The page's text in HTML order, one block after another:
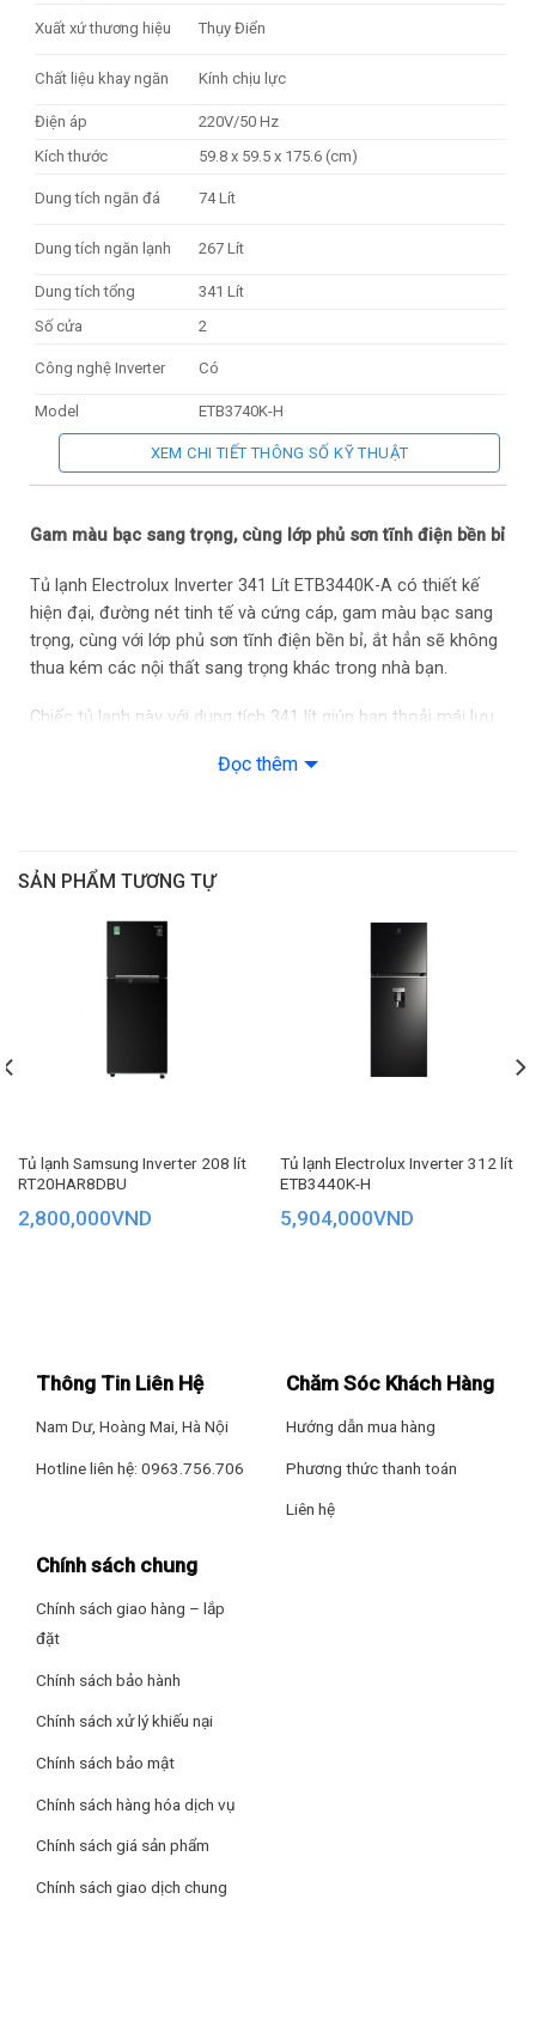
Xuất xứ thương hiệu Thụy Điển
Chất liệu khay ngăn Kính chịu lực
Điện áp
220V/50 Hz
Kích thước
59.8 x 59.5 x 175.6 (cm)
Dung tích ngăn đá 74 Lít
Dung tích ngăn lạnh 267 Lít
Dung tích tổng
341 Lít
Số cửa
2
Công nghệ Inverter Có
Model
ETB3740K-H
Ngăn đá phía trên
Ngăn đông mềm TasteSeal -2 độ C
Tính năng lấy nước bên ngoài WaterStream
Công nghệ EvenTemp lạnh đều
Khử mùi diệt khuẩn TasteGuard
Khay kim loại cao cấp TasteSeal
Công nghệ NutriFresh Inverter tiết kiệm điện
XEM CHI TIẾT THÔNG SỐ KỸ THUẬT
Gam màu bạc sang trọng, cùng lớp phủ sơn tĩnh điện bền bỉ
Tủ lạnh Electrolux Inverter 341 Lít ETB3440K-A có thiết kế
hiện đại, đường nét tinh tế và cứng cáp, gam màu bạc sang
trọng, cùng với lớp phủ sơn tĩnh điện bền bỉ, ắt hẳn sẽ không
thua kém các nội thất sang trọng khác trong nhà bạn.
Chiếc tủ lạnh này với dung tích 341 lít giúp bạn thoải mái lưu
Tủ lạnh Electrolux Inverter trang bị ngăn đông mềm
luôn tươi ngon trong suốt 7 ngày mà không cần đông đá.
Bạn có thể chế biến ngay không phải rã đông, mà thực phẩm
vẫn giữ được vị thơm ngon và kết cấu mọng nước bên trong.
Công nghệ làm lạnh EvenTemp
như mới
Bằng cách làm lạnh từng ngăn riêng biệt qua 6 lỗ thoát khí,
công nghệ EvenTemp giữ nhiệt độ luôn ổn định, giúp giữ
Đọc thêm
SẢN PHẨM TƯƠNG TỰ
Tủ lạnh Samsung Inverter 208 lít
RT20HAR8DBU
2,800,000VND
Tủ lạnh Electrolux Inverter 312 lít
ETB3440K-H
5,904,000VND
Thông Tin Liên Hệ
Nam Dư, Hoàng Mai, Hà Nội
Hotline liên hệ: 0963.756.706
Chăm Sóc Khách Hàng
Hướng dẫn mua hàng
Phương thức thanh toán
Liên hệ
Chính sách chung
Chính sách giao hàng – lắp
đặt
Chính sách bảo hành
Chính sách xử lý khiếu nại
Chính sách bảo mật
Chính sách hàng hóa dịch vụ
Chính sách giá sản phẩm
Chính sách giao dịch chung